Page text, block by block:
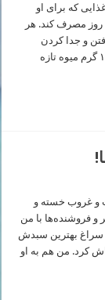
که برای او
میوه در طول روز مصرف کند. هر
گرفتن و جدا کردن
قسمتهای غیر قابل مصرف به دست می‌آید. تقریبا هر ۱۰۰ گرم میوه تازه
و غروب خسته و
فروشنده‌ها با من
سراغ بهترین سبدش
کرد. من هم به او